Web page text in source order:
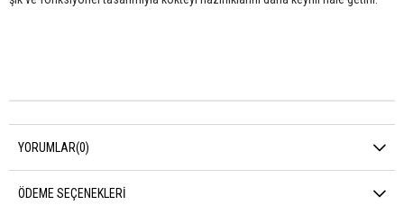
YORUMLAR(0)
ÖDEME SEÇENEKLERI